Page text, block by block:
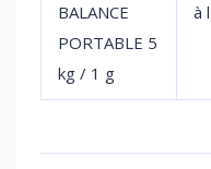
BALANCE
PORTABLE 5
kg / 1 g
à